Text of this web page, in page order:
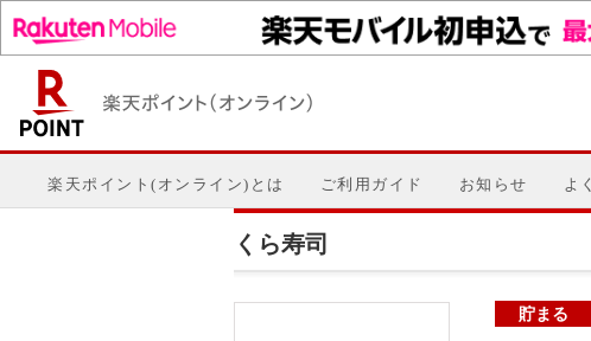
楽天ポイント(オンライン)とは ご利用ガイド お知らせ よ
くら寿司
貯まる